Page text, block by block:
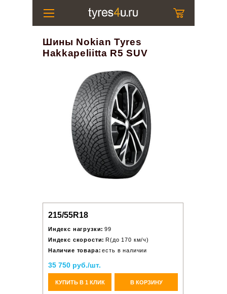
Шины Nokian Tyres
Hakkapeliitta R5 SUV
215/55R18
Индекс нагрузки: 99
Индекс скорости: R(до 170 км/ч)
Наличие товара: есть в наличии
35 750 руб./шт.
КУПИТЬ В 1 КЛИК В КОРЗИНУ